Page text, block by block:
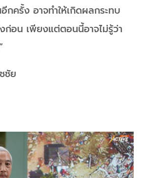
กครั้ง อาจทำให้เกิดผลกระทบ
ก่อน เพียงแต่ตอนนี้อาจไม่รู้ว่า
ชัย